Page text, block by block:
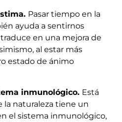
Pasar tiempo en la
ayuda a sentirnos
en una mejora de
al estar más
estado de ánimo
inmunológico. Está
la naturaleza tiene un
el sistema inmunológico,